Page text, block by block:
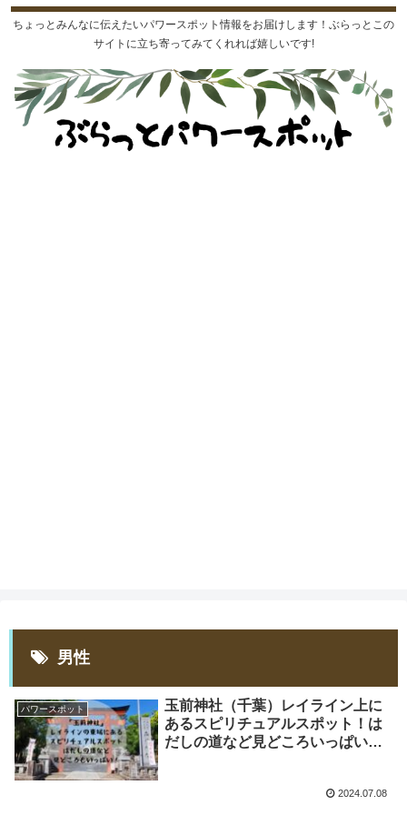
ちょっとみんなに伝えたいパワースポット情報をお届けします！ぶらっとこの
サイトに立ち寄ってみてくれれば嬉しいです!
男性
パワースポット
玉前神社（千葉）レイライン上に
あるスピリチュアルスポット！は
だしの道など見どころいっぱい！
2024.07.08